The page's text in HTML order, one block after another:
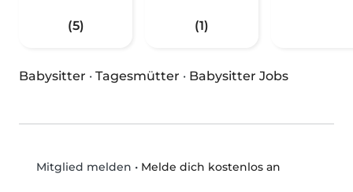
(5) (1)
Babysitter · Tagesmütter · Babysitter Jobs
Mitglied melden • Melde dich kostenlos an